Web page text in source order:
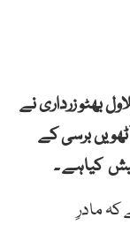
بھٹو زرداری نے
برسی کے
کیاہے ۔
کہ مادرِ